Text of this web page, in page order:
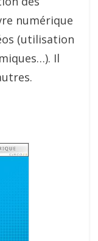
numérique
(utilisation
Il